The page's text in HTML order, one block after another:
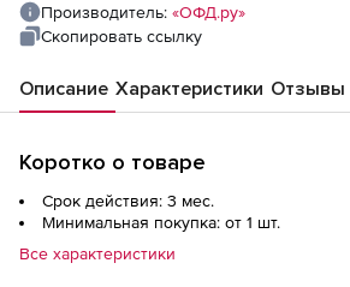
Производитель: «ОФД.ру»
Скопировать ссылку
Описание Характеристики Отзывы
Коротко о товаре
Срок действия: 3 мес.
Минимальная покупка: от 1 шт.
Все характеристики